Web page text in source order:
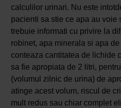
calculilor urinari. Nu este
pacienti sa stie ce apa au voie
trebuie informati cu privire la
robinet, apa minerala si apa
conteaza cantitatea de lichide
sa fie apropiata de 2 litri,
(volumul zilnic de urina) de
atinge acest volum, riscul de
mult redus sau chiar complet